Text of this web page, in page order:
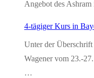
Angebot des
4-tägiger Kurs in
Unter der Überschrift
Wagener vom 23.-
…